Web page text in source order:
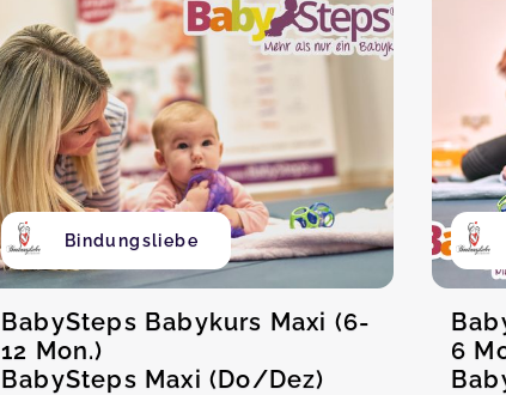
Bindungsliebe
BabySteps Babykurs Maxi (6-
12 Mon.)
BabySteps Maxi (Do/Dez)
6